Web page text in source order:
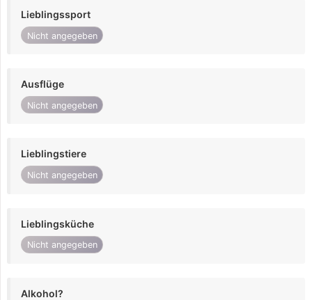
Lieblingssport
Nicht angegeben
Ausflüge
Nicht angegeben
Lieblingstiere
Nicht angegeben
Lieblingsküche
Nicht angegeben
Alkohol?